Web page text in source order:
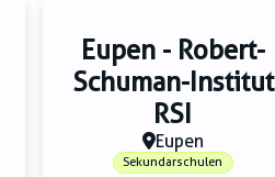
Eupen - Robert-
Schuman-Institut
RSI
Eupen
Sekundarschulen